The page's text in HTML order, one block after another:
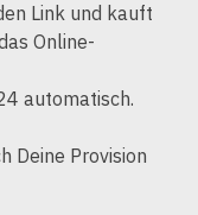
Link und kauft
Online-
automatisch.
Deine Provision